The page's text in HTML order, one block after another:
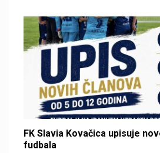
FK Slavia Kovačica upisuje
fudbala